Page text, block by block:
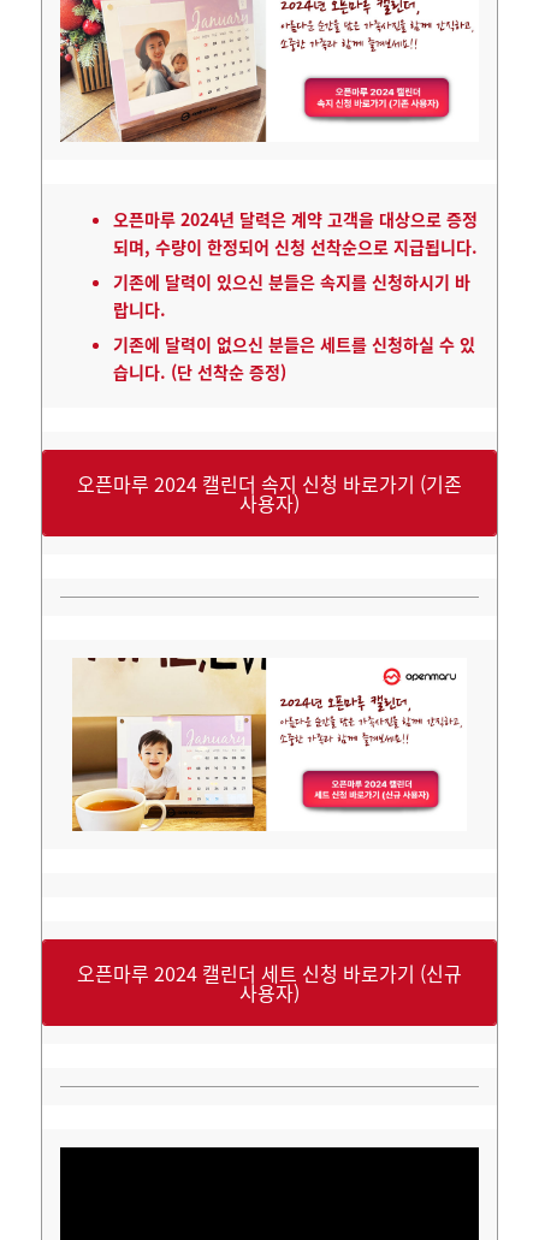
오픈마루 2024년 달력은 계약 고객을 대상으로 증정
되며, 수량이 한정되어 신청 선착순으로 지급됩니다.
기존에 달력이 있으신 분들은 속지를 신청하시기 바
랍니다.
기존에 달력이 없으신 분들은 세트를 신청하실 수 있
습니다. (단 선착순 증정)
오픈마루 2024 캘린더 속지 신청 바로가기 (기존
사용자)
오픈마루 2024 캘린더 세트 신청 바로가기 (신규
사용자)